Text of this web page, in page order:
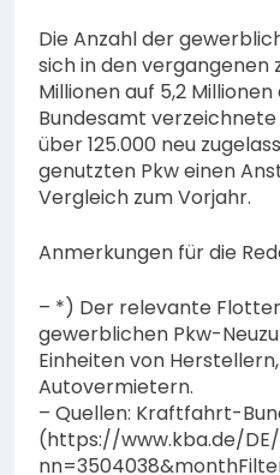
Die Anzahl der
sich in den vergangenen
Millionen auf 5,2
Bundesamt
über 125.000 neu
genutzten Pkw einen
Vergleich zum Vorjahr.
Anmerkungen für die
– *) Der relevante
gewerblichen Pkw-
Einheiten von
Autovermietern.
– Quellen: Kraftfahrt-
(https://www.kba.de/